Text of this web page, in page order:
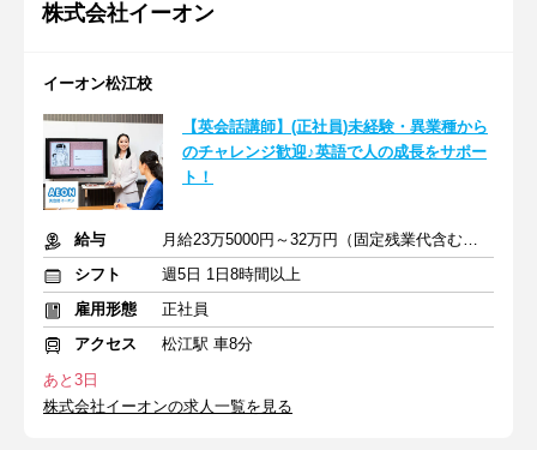
株式会社イーオン
イーオン松江校
【英会話講師】(正社員)未経験・異業種から
のチャレンジ歓迎♪英語で人の成長をサポー
ト！
給与
月給23万5000円～32万円（固定残業代含む） ※別途交通費支給
シフト
週5日 1日8時間以上
雇用形態
正社員
アクセス
松江駅 車8分
あと3日
株式会社イーオンの求人一覧を見る